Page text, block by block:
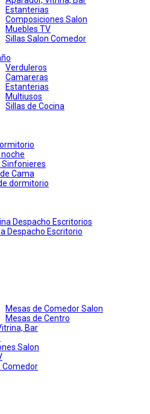
Estanterias
Composiciones Salon
Muebles TV
Sillas Salon Comedor
Verduleros
Camareras
Estanterias
Multiusos
Sillas de Cocina
Sinfonieres
Cama
dormitorio
Despacho Escritorios
Despacho Escritorio
Mesas de Comedor Salon
Mesas de Centro
Bar
Salon
Comedor